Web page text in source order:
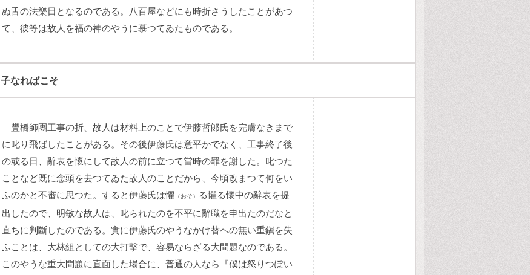
ぬ舌の法樂日となるのである。八百屋などにも時折さうしたことがあつ
て、彼等は故人を福の神のやうに慕つてゐたものである。
子なればこそ
豐橋師團工事の折、故人は材料上のことで伊藤哲郞氏を完膚なきまで
に叱り飛ばしたことがある。その後伊藤氏は意平かでなく、工事終了後
の或る日、辭表を懷にして故人の前に立つて當時の罪を謝した。叱つた
ことなど既に念頭を去つてゐた故人のことだから、今頃改まつて何をい
ふのかと不審に思つた。すると伊藤氏は懼 （おそ）
る懼る懷中の辭表を提
出したので、明敏な故人は、叱られたのを不平に辭職を申出たのだなと
直ちに判斷したのである。實に伊藤氏のやうなかけ替への無い重鎭を失
ふことは、大林組としての大打撃で、容易ならざる大問題なのである。
このやうな重大問題に直面した場合に、普通の人なら『僕は怒りつぽい